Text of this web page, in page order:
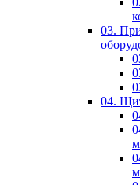
03.
04.